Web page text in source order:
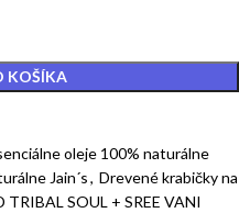
KOŠÍKA
oleje 100% naturálne
Jain´s, Drevené krabičky na
TRIBAL SOUL + SREE VANI